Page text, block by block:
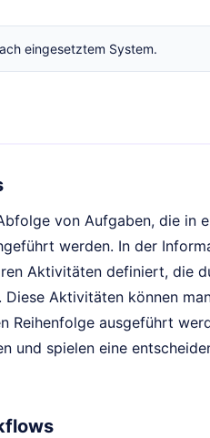
eingesetztem System.
von Aufgaben, die in
werden. In der
Aktivitäten definiert, die
Aktivitäten können
Reihenfolge ausgeführt
und spielen eine